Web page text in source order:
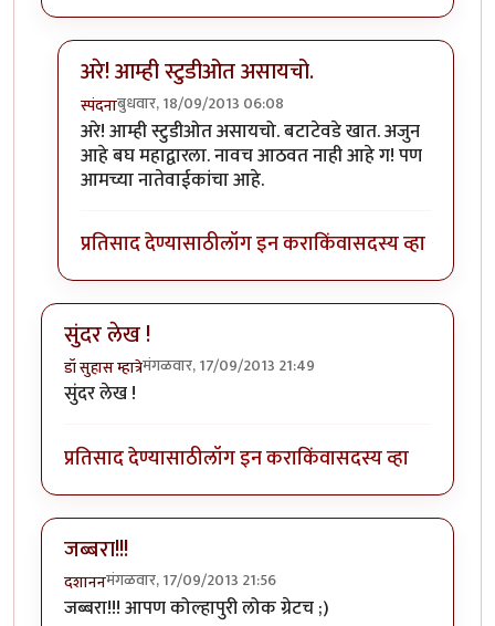
अरे! आम्ही स्टुडीओत असायचो.
स्पंदनाबुधवार, 18/09/2013 06:08
In reply toहैंगाश्शी !byसस्नेह
अरे! आम्ही स्टुडीओत असायचो. बटाटेवडे खात. अजुन
आहे बघ महाद्वारला. नावच आठवत नाही आहे ग! पण
आमच्या नातेवाईकांचा आहे.
प्रतिसाद देण्यासाठीलॉग इन कराकिंवासदस्य व्हा
सुंदर लेख !
डॉ सुहास म्हात्रेमंगळवार, 17/09/2013 21:49
सुंदर लेख !
प्रतिसाद देण्यासाठीलॉग इन कराकिंवासदस्य व्हा
जब्बरा!!!
दशाननमंगळवार, 17/09/2013 21:56
जब्बरा!!! आपण कोल्हापुरी लोक ग्रेटच ;)